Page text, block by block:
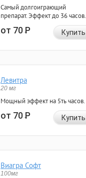
Самый долгоиграющий
препарат. Эффект до 36 часов.
от 70Р Купить
Левитра
20 мг
Мощный эффект на 5ть часов.
от 70Р Купить
Виагра Софт
100мг